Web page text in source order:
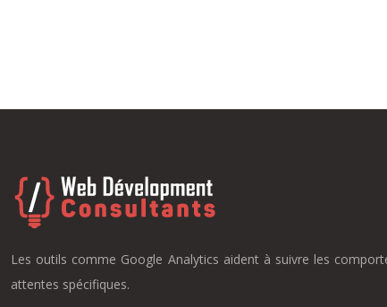
Les outils comme Google Analytics aident à suivre les
attentes spécifiques.